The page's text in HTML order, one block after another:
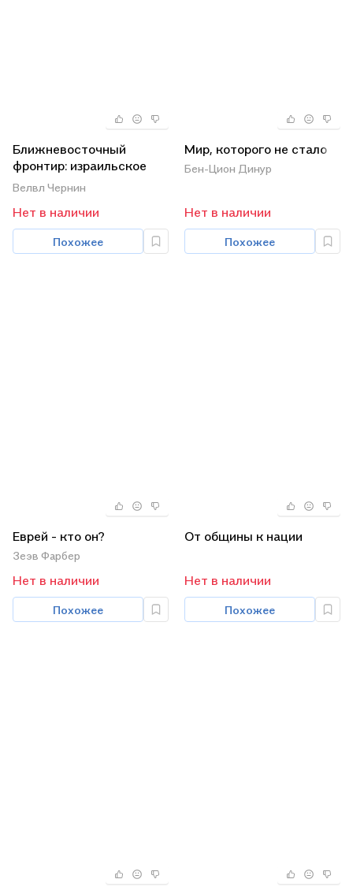
Ближневосточный
фронтир: израильское
поселенчество
Велвл Чернин
Нет в наличии
Похожее
Мир, которого не стало
Бен-Цион Динур
Нет в наличии
Похожее
Еврей - кто он?
Зеэв Фарбер
Нет в наличии
Похожее
От общины к нации
Нет в наличии
Похожее